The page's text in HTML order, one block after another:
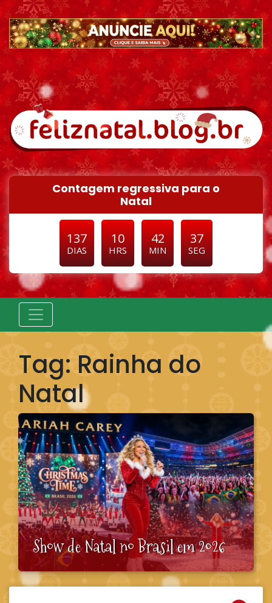
Pular para o conteúdo
Contagem regressiva para o
Natal
137
DIAS
10
HRS
42
MIN
36
SEG
Tag: Rainha do
Natal
Show de Natal no Brasil em 2026